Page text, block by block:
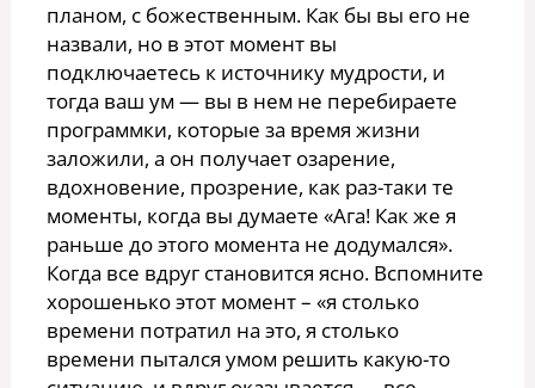
планом, с божественным. Как бы вы его не
назвали, но в этот момент вы
подключаетесь к источнику мудрости, и
тогда ваш ум — вы в нем не перебираете
программки, которые за время жизни
заложили, а он получает озарение,
вдохновение, прозрение, как раз-таки те
моменты, когда вы думаете «Ага! Как же я
раньше до этого момента не додумался».
Когда все вдруг становится ясно. Вспомните
хорошенько этот момент – «я столько
времени потратил на это, я столько
времени пытался умом решить какую-то